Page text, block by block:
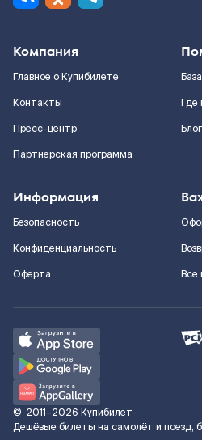
Компания
Главное о Купибилете
Контакты
Пресс-центр
Партнерская программа
Где
Блог
Информация
Безопасность
Конфиденциальность
Оферта
Все
© 2011–2026 Купибилет
Дешёвые билеты на самолёт и поезд,